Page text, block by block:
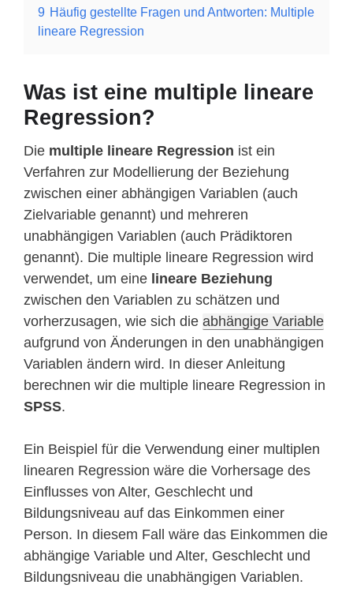
9 Häufig gestellte Fragen und Antworten: Multiple
lineare Regression
Was ist eine multiple lineare
Regression?
Die multiple lineare Regression ist ein
Verfahren zur Modellierung der Beziehung
zwischen einer abhängigen Variablen (auch
Zielvariable genannt) und mehreren
unabhängigen Variablen (auch Prädiktoren
genannt). Die multiple lineare Regression wird
verwendet, um eine lineare Beziehung
zwischen den Variablen zu schätzen und
vorherzusagen, wie sich die abhängige Variable
aufgrund von Änderungen in den unabhängigen
Variablen ändern wird. In dieser Anleitung
berechnen wir die multiple lineare Regression in
SPSS.
Ein Beispiel für die Verwendung einer multiplen
linearen Regression wäre die Vorhersage des
Einflusses von Alter, Geschlecht und
Bildungsniveau auf das Einkommen einer
Person. In diesem Fall wäre das Einkommen die
abhängige Variable und Alter, Geschlecht und
Bildungsniveau die unabhängigen Variablen.